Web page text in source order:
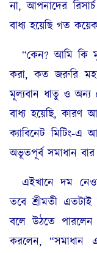
না, আপনাদের
বাধ্য হয়েছি গত
“কেন? আমি কি
করা, কত জরুরি
মূল্যবান ধাতু ও
বাধ্য হয়েছি, কারণ
ক্যাবিনেট মিটিং-
অভূতপূর্ব সমাধান বার
এইখানে দম
তবে শ্রীমতী
বলে উঠতে
করলেন, “সমাধান